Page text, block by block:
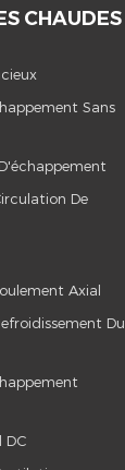
CHAUDES
Sans
De
Axial
Du
DC